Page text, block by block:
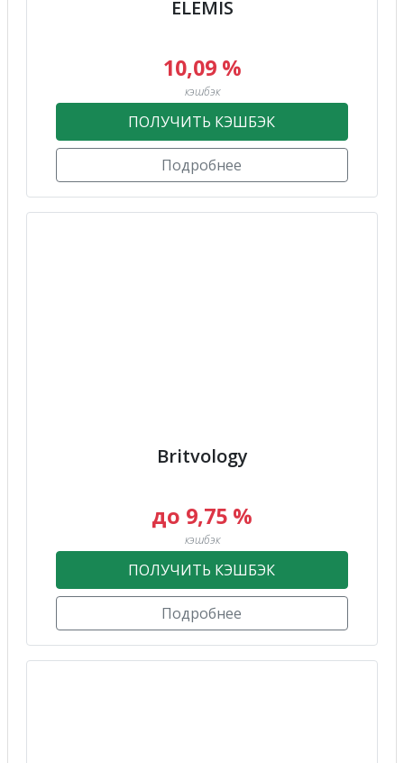
ELEMIS
10,09 %
кэшбэк
ПОЛУЧИТЬ КЭШБЭК
Подробнее
Britvology
до 9,75 %
кэшбэк
ПОЛУЧИТЬ КЭШБЭК
Подробнее